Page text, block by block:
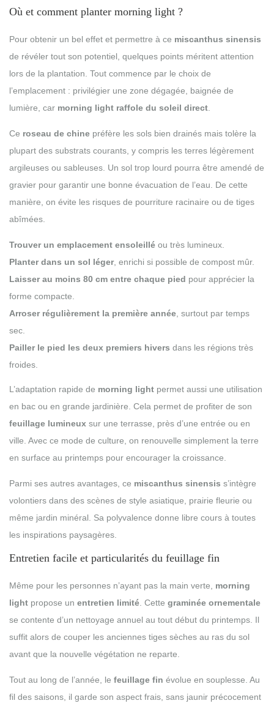
Où et comment planter morning light ?
Pour obtenir un bel effet et permettre à ce miscanthus sinensis
de révéler tout son potentiel, quelques points méritent attention
lors de la plantation. Tout commence par le choix de
l’emplacement : privilégier une zone dégagée, baignée de
lumière, car morning light raffole du soleil direct
Ce roseau de chine préfère les sols bien drainés mais tolère la
plupart des substrats courants, y compris les terres légèrement
argileuses ou sableuses. Un sol trop lourd pourra être amendé de
gravier pour garantir une bonne évacuation de l’eau. De cette
manière, on évite les risques de pourriture racinaire ou de tiges
abîmées.
Trouver un emplacement ensoleillé ou très lumineux.
Planter dans un sol léger, enrichi si possible de compost mûr.
Laisser au moins 80 cm entre chaque pied pour apprécier la
forme compacte.
Arroser régulièrement la première année , surtout par temps
sec.
Pailler le pied les deux premiers hivers dans les régions très
froides.
L’adaptation rapide de morning light permet aussi une utilisation
en bac ou en grande jardinière. Cela permet de profiter de son
feuillage lumineux sur une terrasse, près d’une entrée ou en
ville. Avec ce mode de culture, on renouvelle simplement la terre
en surface au printemps pour encourager la croissance.
Parmi ses autres avantages, ce miscanthus sinensis s’intègre
volontiers dans des scènes de style asiatique, prairie fleurie ou
même jardin minéral. Sa polyvalence donne libre cours à toutes
les inspirations paysagères.
Entretien facile et particularités du feuillage fin
Même pour les personnes n’ayant pas la main verte, morning
light propose un entretien limité . Cette graminée ornementale
se contente d’un nettoyage annuel au tout début du printemps. Il
suffit alors de couper les anciennes tiges sèches au ras du sol
avant que la nouvelle végétation ne reparte.
Tout au long de l’année, le feuillage fin évolue en souplesse. Au
fil des saisons, il garde son aspect frais, sans jaunir précocement